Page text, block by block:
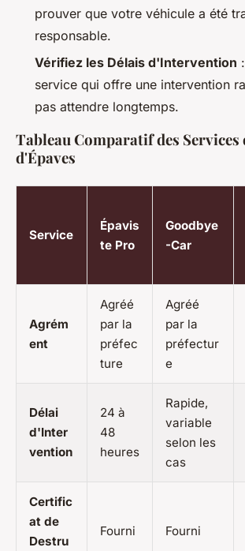
prouver que votre véhicule a été
responsable.
Vérifiez les Délais d'Intervention
service qui offre une intervention
pas attendre longtemps.
Tableau Comparatif des Services
d'Épaves
Service
Épavis
te Pro
Goodbye
-Car
Agrém
ent
Agréé
par la
préfec
ture
Agréé
par la
préfectur
e
Délai
d'Inter
vention
24 à
48
heures
Rapide,
variable
selon les
cas
Certific
at de
Destru
Fourni Fourni